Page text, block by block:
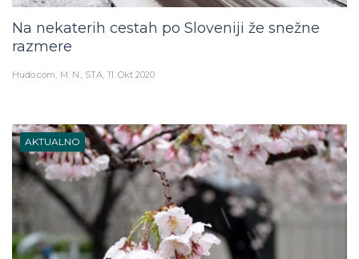
Na nekaterih cestah po Sloveniji že snežne
razmere
Hudo.com M. N., STA 11. Okt 2020
AKTUALNO